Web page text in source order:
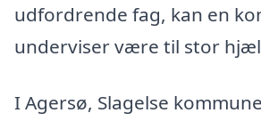
udfordrende fag, kan en
underviser være til stor
I Agersø, Slagelse